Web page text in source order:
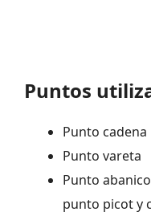
Puntos
Punto cadena
Punto vareta
Punto
punto picot y